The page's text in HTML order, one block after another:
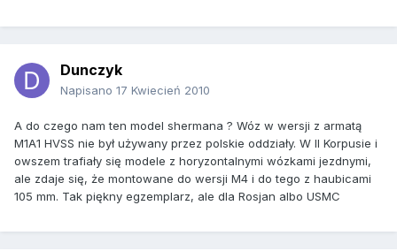
Dunczyk
Napisano 17 Kwiecień 2010
A do czego nam ten model shermana ? Wóz w wersji z armatą
M1A1 HVSS nie był używany przez polskie oddziały. W II Korpusie i
owszem trafiały się modele z horyzontalnymi wózkami jezdnymi,
ale zdaje się, że montowane do wersji M4 i do tego z haubicami
105 mm. Tak piękny egzemplarz, ale dla Rosjan albo USMC